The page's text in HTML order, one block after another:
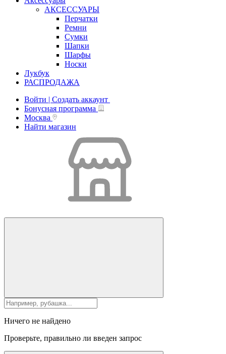
АКСЕССУАРЫ
Перчатки
Ремни
Сумки
Шапки
Шарфы
Носки
Лукбук
РАСПРОДАЖА
Войти | Создать аккаунт
Бонусная программа
Москва
Найти магазин
Ничего не найдено
Проверьте, правильно ли введен запрос